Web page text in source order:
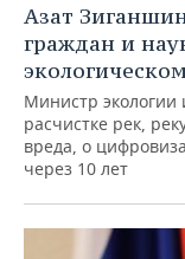
Азат
граждан и
Министр
расчистке рек,
вреда, о
через 10 лет